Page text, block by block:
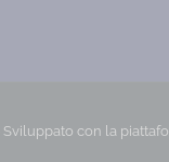
con la